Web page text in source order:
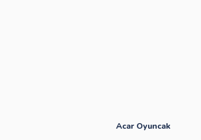
Acar Oyuncak